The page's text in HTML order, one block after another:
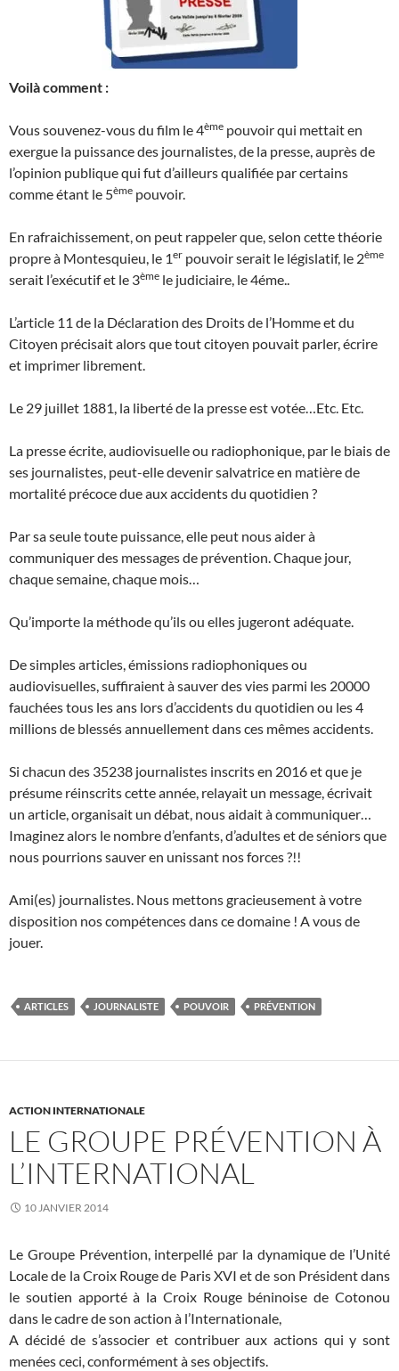
Voilà comment :
Vous souvenez-vous du film le 4ème pouvoir qui mettait en
exergue la puissance des journalistes, de la presse, auprès de
l’opinion publique qui fut d’ailleurs qualifiée par certains
comme étant le 5ème pouvoir.
En rafraichissement, on peut rappeler que, selon cette théorie
propre à Montesquieu, le 1er pouvoir serait le législatif, le 2ème
serait l’exécutif et le 3ème le judiciaire, le 4éme..
L’article 11 de la Déclaration des Droits de l’Homme et du
Citoyen précisait alors que tout citoyen pouvait parler, écrire
et imprimer librement.
Le 29 juillet 1881, la liberté de la presse est votée…Etc. Etc.
La presse écrite, audiovisuelle ou radiophonique, par le biais de
ses journalistes, peut-elle devenir salvatrice en matière de
mortalité précoce due aux accidents du quotidien ?
Par sa seule toute puissance, elle peut nous aider à
communiquer des messages de prévention. Chaque jour,
chaque semaine, chaque mois…
Qu’importe la méthode qu’ils ou elles jugeront adéquate.
De simples articles, émissions radiophoniques ou
audiovisuelles, suffiraient à sauver des vies parmi les 20000
fauchées tous les ans lors d’accidents du quotidien ou les 4
millions de blessés annuellement dans ces mêmes accidents.
Si chacun des 35238 journalistes inscrits en 2016 et que je
présume réinscrits cette année, relayait un message, écrivait
un article, organisait un débat, nous aidait à communiquer…
Imaginez alors le nombre d’enfants, d’adultes et de séniors que
nous pourrions sauver en unissant nos forces ?!!
Ami(es) journalistes. Nous mettons gracieusement à votre
disposition nos compétences dans ce domaine ! A vous de
jouer.
ARTICLES JOURNALISTE POUVOIR PRÉVENTION
ACTION INTERNATIONALE
LE GROUPE PRÉVENTION À
L’INTERNATIONAL
10 JANVIER 2014
Le Groupe Prévention, interpellé par la dynamique de l’Unité
Locale de la Croix Rouge de Paris XVI et de son Président dans
le soutien apporté à la Croix Rouge béninoise de Cotonou
dans le cadre de son action à l’Internationale,
A décidé de s’associer et contribuer aux actions qui y sont
menées ceci, conformément à ses objectifs.